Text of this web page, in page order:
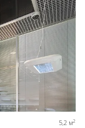
5,2 м2